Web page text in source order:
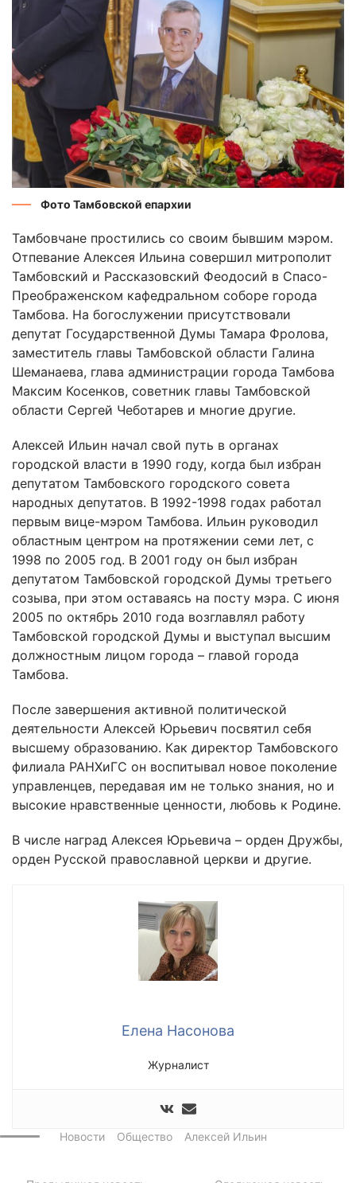
Фото Тамбовской епархии
Тамбовчане простились со своим бывшим мэром.
Отпевание Алексея Ильина совершил митрополит
Тамбовский и Рассказовский Феодосий в Спасо-
Преображенском кафедральном соборе города
Тамбова. На богослужении присутствовали
депутат Государственной Думы Тамара Фролова,
заместитель главы Тамбовской области Галина
Шеманаева, глава администрации города Тамбова
Максим Косенков, советник главы Тамбовской
области Сергей Чеботарев и многие другие.
Алексей Ильин начал свой путь в органах
городской власти в 1990 году, когда был избран
депутатом Тамбовского городского совета
народных депутатов. В 1992-1998 годах работал
первым вице-мэром Тамбова. Ильин руководил
областным центром на протяжении семи лет, с
1998 по 2005 год. В 2001 году он был избран
депутатом Тамбовской городской Думы третьего
созыва, при этом оставаясь на посту мэра. С июня
2005 по октябрь 2010 года возглавлял работу
Тамбовской городской Думы и выступал высшим
должностным лицом города – главой города
Тамбова.
После завершения активной политической
деятельности Алексей Юрьевич посвятил себя
высшему образованию. Как директор Тамбовского
филиала РАНХиГС он воспитывал новое поколение
управленцев, передавая им не только знания, но и
высокие нравственные ценности, любовь к Родине.
В числе наград Алексея Юрьевича – орден Дружбы,
орден Русской православной церкви и другие.
Елена Насонова
Журналист
Новости Общество Алексей Ильин